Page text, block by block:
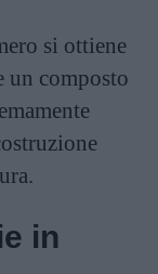
si ottiene
un composto
in